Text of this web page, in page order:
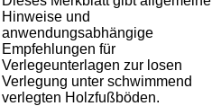
Hinweise und
anwendungsabhängige
Empfehlungen für
Verlegeunterlagen zur losen
Verlegung unter schwimmend
verlegten Holzfußböden.